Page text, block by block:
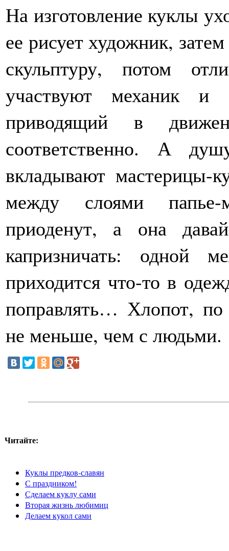
На изготовление куклы
ее рисует художник,
скульптуру, потом
участвуют механик и
приводящий в
соответственно. А
вкладывают мастерицы-
между слоями папье-
приоденут, а она
капризничать: одной
приходится что-то в
поправлять… Хлопот,
не меньше, чем с людьми.
Читайте:
Куклы предков-славян
С праздником!
Сделаем куклу сами
Вторая жизнь любимиц
Делаем кукол сами